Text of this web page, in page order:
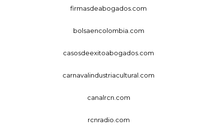
firmasdeabogados.com
bolsaencolombia.com
casosdeexitoabogados.com
carnavalindustriacultural.com
canalrcn.com
rcnradio.com